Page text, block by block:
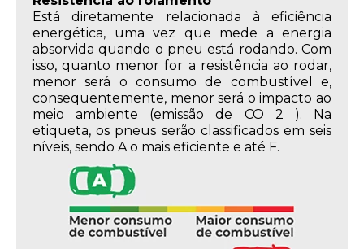
Está diretamente relacionada à eficiência
energética, uma vez que mede a energia
absorvida quando o pneu está rodando. Com
isso, quanto menor for a resistência ao rodar,
menor será o consumo de combustível e,
consequentemente, menor será o impacto ao
meio ambiente (emissão de CO 2 ). Na
etiqueta, os pneus serão classificados em seis
níveis, sendo A o mais eficiente e até F.